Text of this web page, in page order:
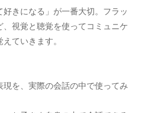
きになる」が一番大切。フラッ
視覚と聴覚を使ってコミュニケ
ていきます。
を、実際の会話の中で使ってみ